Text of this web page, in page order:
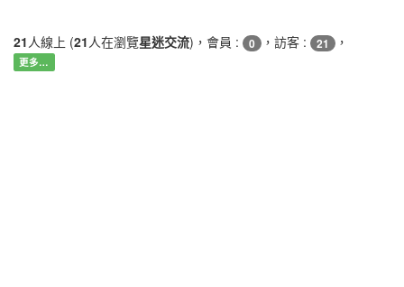
21 人線上 (21 人在瀏覽星迷交流)，會員 : 0 ，訪客 : 21 ，
更多…